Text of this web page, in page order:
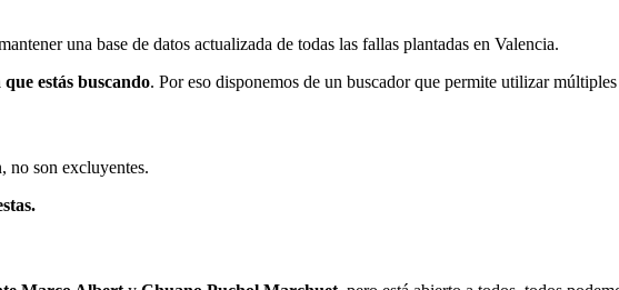
una base de datos actualizada de todas las fallas plantadas en Valencia.
estás buscando. Por eso disponemos de un buscador que permite utilizar
no son excluyentes.